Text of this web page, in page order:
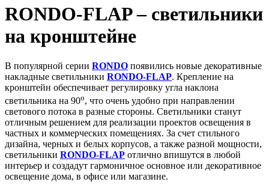
RONDO-FLAP – светильники
на кронштейне
В популярной серии RONDO появились новые декоративные
накладные светильники RONDO-FLAP. Крепление на
кронштейн обеспечивает регулировку угла наклона
светильника на 90o, что очень удобно при направлении
светового потока в разные стороны. Светильники станут
отличным решением для реализации проектов освещения в
частных и коммерческих помещениях. За счет стильного
дизайна, черных и белых корпусов, а также разной мощности,
светильники RONDO-FLAP отлично впишутся в любой
интерьер и создадут гармоничное основное или декоративное
освещение дома, в офисе или магазине.